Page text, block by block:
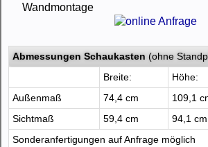
Wandmontage
Abmessungen Schaukasten (ohne
Breite:
Höhe:
Außenmaß
74,4 cm 109,1
Sichtmaß
59,4 cm
94,1 cm
Sonderanfertigungen auf Anfrage möglich